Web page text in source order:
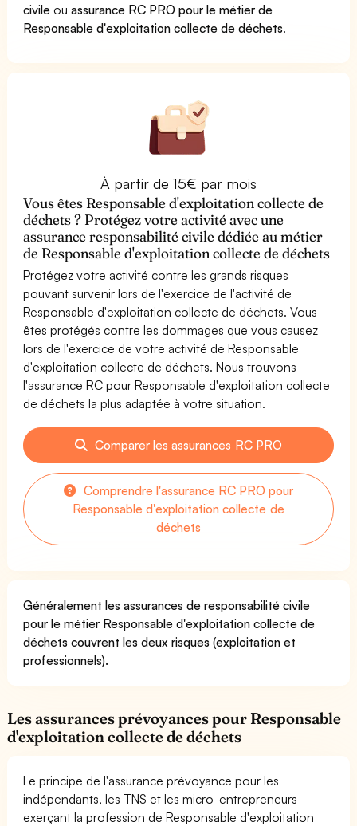
civile ouassurance RC PRO pour le métier de
Responsable d'exploitation collecte de déchets.
À partir de 15€ par mois
Vous êtes Responsable d'exploitation collecte de
déchets ? Protégez votre activité avec une
assurance responsabilité civile dédiée au métier
de Responsable d'exploitation collecte de déchets
Protégez votre activité contre les grands risques
pouvant survenir lors de l'exercice de l'activité de
Responsable d'exploitation collecte de déchets. Vous
êtes protégés contre les dommages que vous causez
lors de l'exercice de votre activité de Responsable
d'exploitation collecte de déchets. Nous trouvons
l'assurance RC pour Responsable d'exploitation collecte
de déchets la plus adaptée à votre situation.
Comparer les assurances RC PRO
Comprendre l'assurance RC PRO pour
Responsable d'exploitation collecte de
déchets
Généralement les assurances de responsabilité civile
pour le métier Responsable d'exploitation collecte de
déchets couvrent les deux risques (exploitation et
professionnels).
Les assurances prévoyances pour Responsable
d'exploitation collecte de déchets
Le principe de l'assurance prévoyance pour les
indépendants, les TNS et les micro-entrepreneurs
exerçant la profession de Responsable d'exploitation